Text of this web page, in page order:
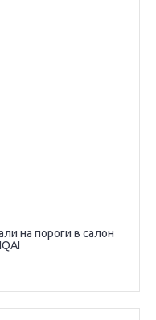
на пороги в салон